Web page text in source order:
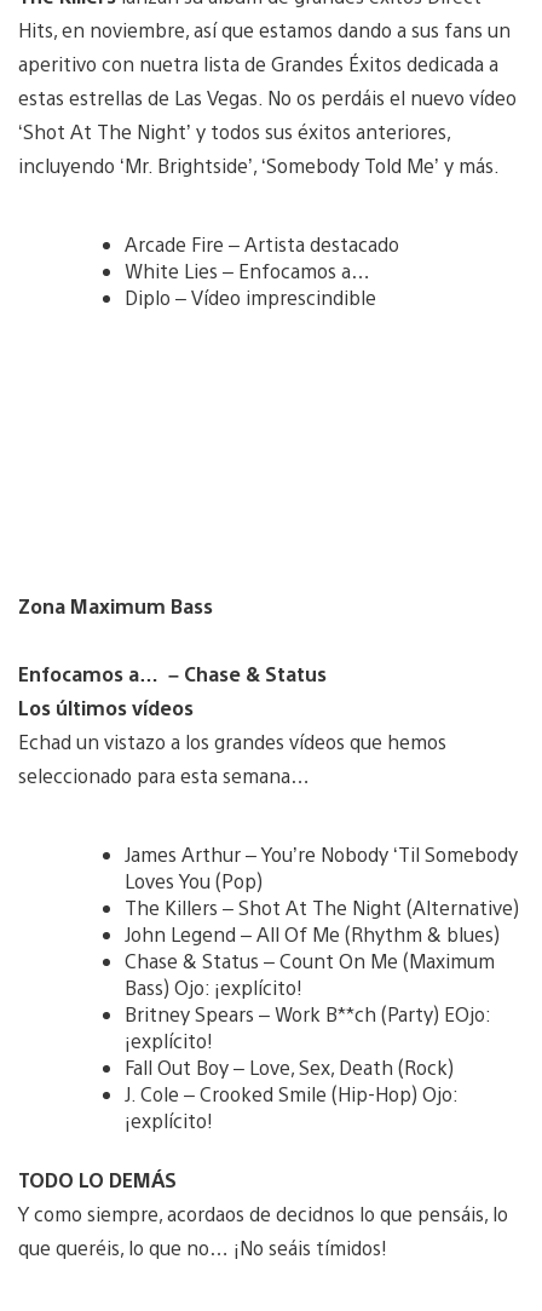
Hits, en noviembre, así que estamos dando a sus fans un
aperitivo con nuetra lista de Grandes Éxitos dedicada a
estas estrellas de Las Vegas. No os perdáis el nuevo vídeo
‘Shot At The Night’ y todos sus éxitos anteriores,
incluyendo ‘Mr. Brightside’, ‘Somebody Told Me’ y más.
Arcade Fire – Artista destacado
White Lies – Enfocamos a…
Diplo – Vídeo imprescindible
Zona Maximum Bass
Enfocamos a… – Chase & Status
Los últimos vídeos
Echad un vistazo a los grandes vídeos que hemos
seleccionado para esta semana…
James Arthur – You’re Nobody ‘Til Somebody
Loves You (Pop)
The Killers – Shot At The Night (Alternative)
John Legend – All Of Me (Rhythm & blues)
Chase & Status – Count On Me (Maximum
Bass) Ojo: ¡explícito!
Britney Spears – Work B**ch (Party) EOjo:
¡explícito!
Fall Out Boy – Love, Sex, Death (Rock)
J. Cole – Crooked Smile (Hip-Hop) Ojo:
¡explícito!
TODO LO DEMÁS
Y como siempre, acordaos de decidnos lo que pensáis, lo
que queréis, lo que no… ¡No seáis tímidos!